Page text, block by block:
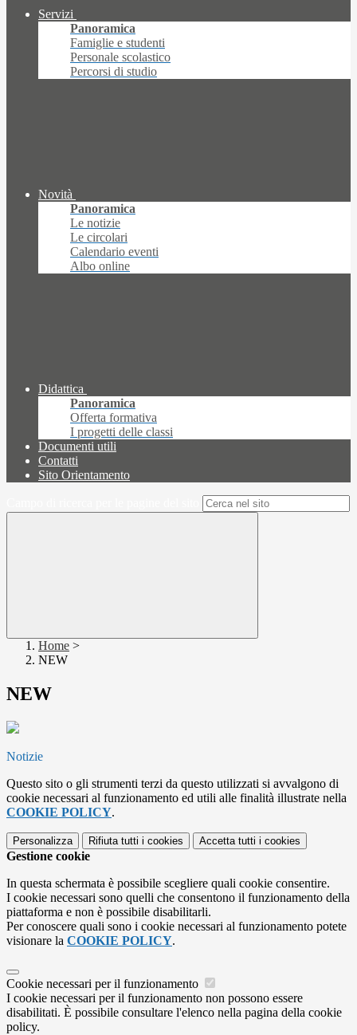
Servizi
Panoramica
Famiglie e studenti
Personale scolastico
Percorsi di studio
Novità
Panoramica
Le notizie
Le circolari
Calendario eventi
Albo online
Didattica
Panoramica
Offerta formativa
I progetti delle classi
Documenti utili
Contatti
Sito Orientamento
Home >
NEW
NEW
Notizie
Questo sito o gli strumenti terzi da questo utilizzati si avvalgono di
cookie necessari al funzionamento ed utili alle finalità illustrate nella
COOKIE POLICY.
Personalizza Rifiuta tutti i cookies Accetta tutti i cookies
Gestione cookie
In questa schermata è possibile scegliere quali cookie consentire.
I cookie necessari sono quelli che consentono il funzionamento della
piattaforma e non è possibile disabilitarli.
Per conoscere quali sono i cookie necessari al funzionamento potete
visionare la COOKIE POLICY.
Cookie necessari per il funzionamento
I cookie necessari per il funzionamento non possono essere
disabilitati. È possibile consultare l'elenco nella pagina della cookie
policy.